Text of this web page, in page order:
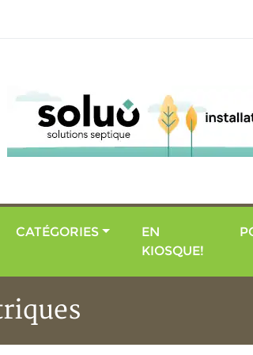
CATÉGORIES
EN
KIOSQUE!